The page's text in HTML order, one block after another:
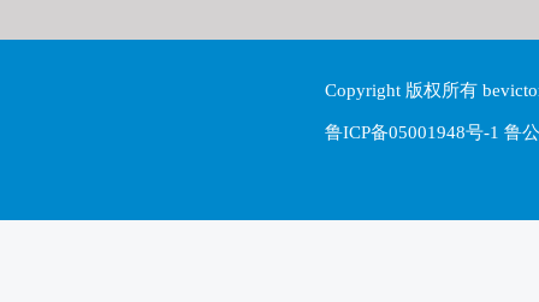
Copyright 版权所有
鲁ICP备05001948号-1 鲁